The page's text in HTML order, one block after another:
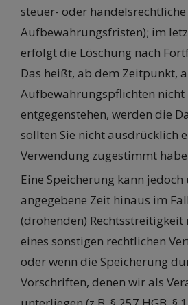
steuer- oder handelsrechtliche
Aufbewahrungsfristen); im
erfolgt die Löschung nach
Das heißt, ab dem Zeitpunkt,
Aufbewahrungspflichten nicht
entgegenstehen, werden die
sollten Sie nicht ausdrücklich
Verwendung zugestimmt
Eine Speicherung kann
angegebene Zeit hinaus im
(drohenden)
eines sonstigen rechtlichen
oder wenn die Speicherung
Vorschriften, denen wir als